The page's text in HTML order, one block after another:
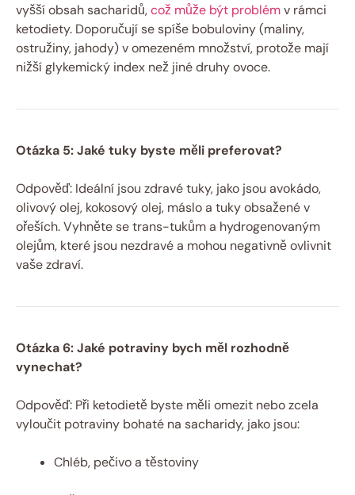
vyšší obsah sacharidů,což může být problémv rámci
ketodiety. Doporučují se spíše bobuloviny (maliny,
ostružiny, jahody) v omezeném množství, protože mají
nižší glykemický index než jiné druhy ovoce.
Otázka 5: Jaké tuky byste měli preferovat?
Odpověď: Ideální jsou zdravé tuky, jako jsou avokádo,
olivový olej, kokosový olej, máslo a tuky obsažené v
ořeších. Vyhněte se trans-tukům a hydrogenovaným
olejům, které jsou nezdravé a mohou negativně ovlivnit
vaše zdraví.
Otázka 6: Jaké potraviny bych měl rozhodně
vynechat?
Odpověď: Při ketodietě byste měli omezit nebo zcela
vyloučit potraviny bohaté na sacharidy, jako jsou:
Chléb, pečivo a těstoviny